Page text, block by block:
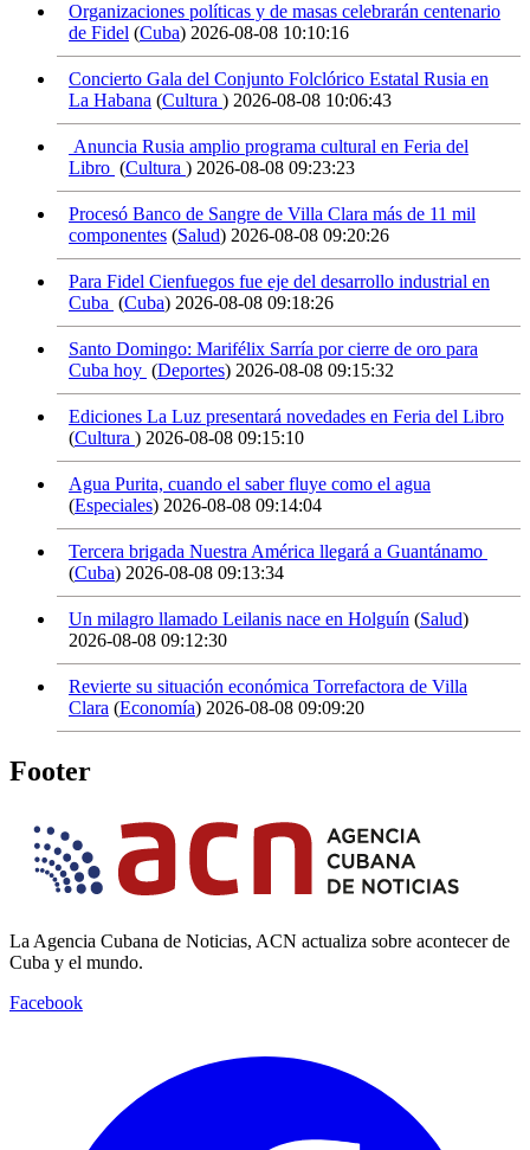
Organizaciones políticas y de masas celebrarán centenario
de Fidel (Cuba) 2026-08-08 10:10:16
Concierto Gala del Conjunto Folclórico Estatal Rusia en
La Habana (Cultura ) 2026-08-08 10:06:43
Anuncia Rusia amplio programa cultural en Feria del
Libro (Cultura ) 2026-08-08 09:23:23
Procesó Banco de Sangre de Villa Clara más de 11 mil
componentes (Salud) 2026-08-08 09:20:26
Para Fidel Cienfuegos fue eje del desarrollo industrial en
Cuba (Cuba) 2026-08-08 09:18:26
Santo Domingo: Marifélix Sarría por cierre de oro para
Cuba hoy (Deportes) 2026-08-08 09:15:32
Ediciones La Luz presentará novedades en Feria del Libro
(Cultura ) 2026-08-08 09:15:10
Agua Purita, cuando el saber fluye como el agua
(Especiales) 2026-08-08 09:14:04
Tercera brigada Nuestra América llegará a Guantánamo
(Cuba) 2026-08-08 09:13:34
Un milagro llamado Leilanis nace en Holguín (Salud)
2026-08-08 09:12:30
Revierte su situación económica Torrefactora de Villa
Clara (Economía) 2026-08-08 09:09:20
Footer
La Agencia Cubana de Noticias, ACN actualiza sobre acontecer de
Cuba y el mundo.
Facebook